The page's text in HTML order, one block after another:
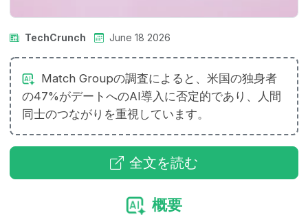
TechCrunch June 18 2026
Match Groupの調査によると、米国の独身者
の47%がデートへのAI導入に否定的であり、人間
同士のつながりを重視しています。
全文を読む
概要